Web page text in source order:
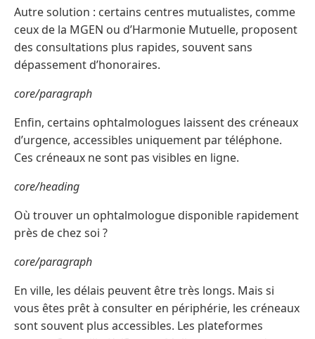
Autre solution : certains centres mutualistes, comme
ceux de la MGEN ou d’Harmonie Mutuelle, proposent
des consultations plus rapides, souvent sans
dépassement d’honoraires.
core/paragraph
Enfin, certains ophtalmologues laissent des créneaux
d’urgence, accessibles uniquement par téléphone.
Ces créneaux ne sont pas visibles en ligne.
core/heading
Où trouver un ophtalmologue disponible rapidement
près de chez soi ?
core/paragraph
En ville, les délais peuvent être très longs. Mais si
vous êtes prêt à consulter en périphérie, les créneaux
sont souvent plus accessibles. Les plateformes